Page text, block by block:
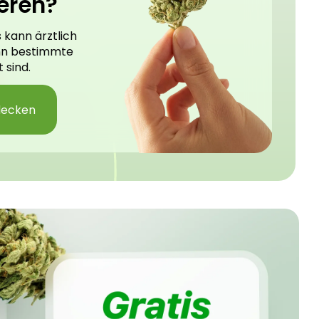
kann ärztlich
bestimmte
sind.